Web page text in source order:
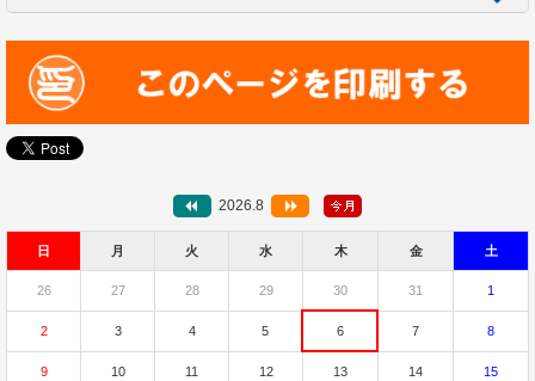
2026.8
日 月 火 水 木 金 土
26 27 28 29 30 31 1
2 3 4 5 6 7 8
9 10 11 12 13 14 15